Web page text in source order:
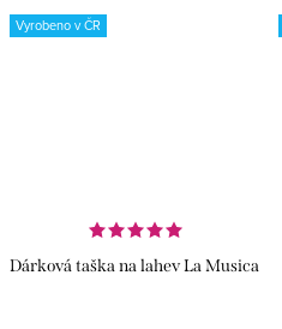
do světa baletu a vychutnejte si...
Vyrobeno v ČR
Dárková taška na lahev La Musica